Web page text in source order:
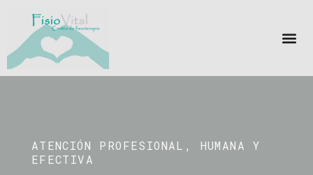
ATENCIÓN PROFESIONAL, HUMANA Y
EFECTIVA